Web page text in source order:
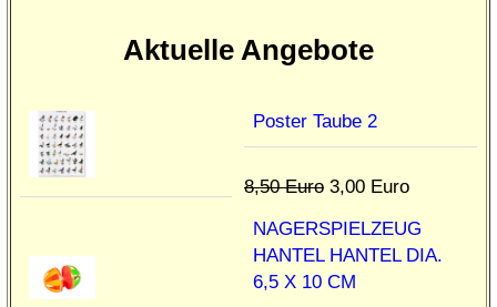
Aktuelle Angebote
Poster Taube 2
8,50 Euro 3,00 Euro
NAGERSPIELZEUG
HANTEL HANTEL DIA.
6,5 X 10 CM